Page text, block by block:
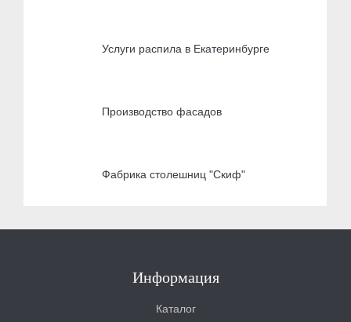
Услуги распила в Екатеринбурге
Производство фасадов
Фабрика столешниц "Скиф"
Информация
Каталог